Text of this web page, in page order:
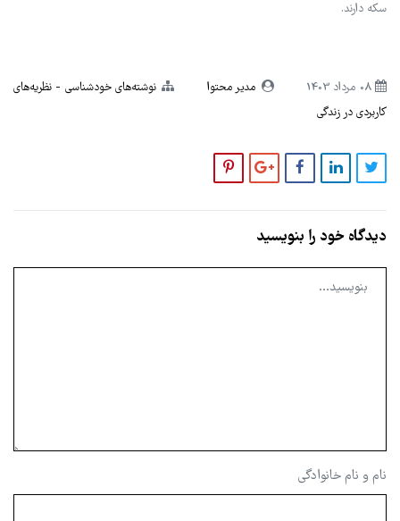
سکه دارند.
08 مرداد 1403 مدیر محتوا نوشته‌های خودشناسی
نظریه‌های
کاربردی در زندگی
دیدگاه خود را بنویسید
نام و نام خانوادگی